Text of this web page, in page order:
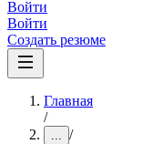
Войти
Войти
Создать резюме
Главная
/
... /